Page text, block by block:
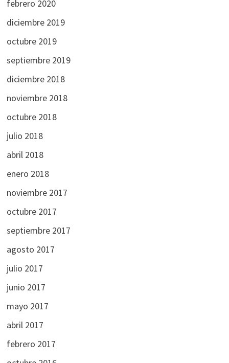
febrero 2020
diciembre 2019
octubre 2019
septiembre 2019
diciembre 2018
noviembre 2018
octubre 2018
julio 2018
abril 2018
enero 2018
noviembre 2017
octubre 2017
septiembre 2017
agosto 2017
julio 2017
junio 2017
mayo 2017
abril 2017
febrero 2017